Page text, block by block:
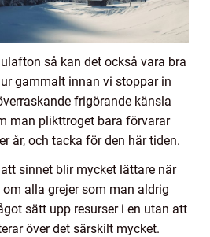
så kan det också vara bra
gammalt innan vi stoppar in
frigörande känsla
man plikttroget bara förvarar
år, och tacka för den här tiden.
sinnet blir mycket lättare när
alla grejer som man aldrig
sätt upp resurser i en utan att
över det särskilt mycket.